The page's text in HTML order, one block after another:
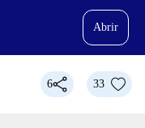
Abrir
6 33